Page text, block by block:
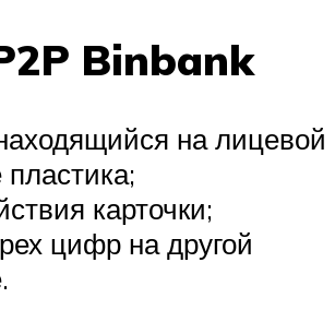
Binbank
на лицевой
пластика;
карточки;
цифр на другой